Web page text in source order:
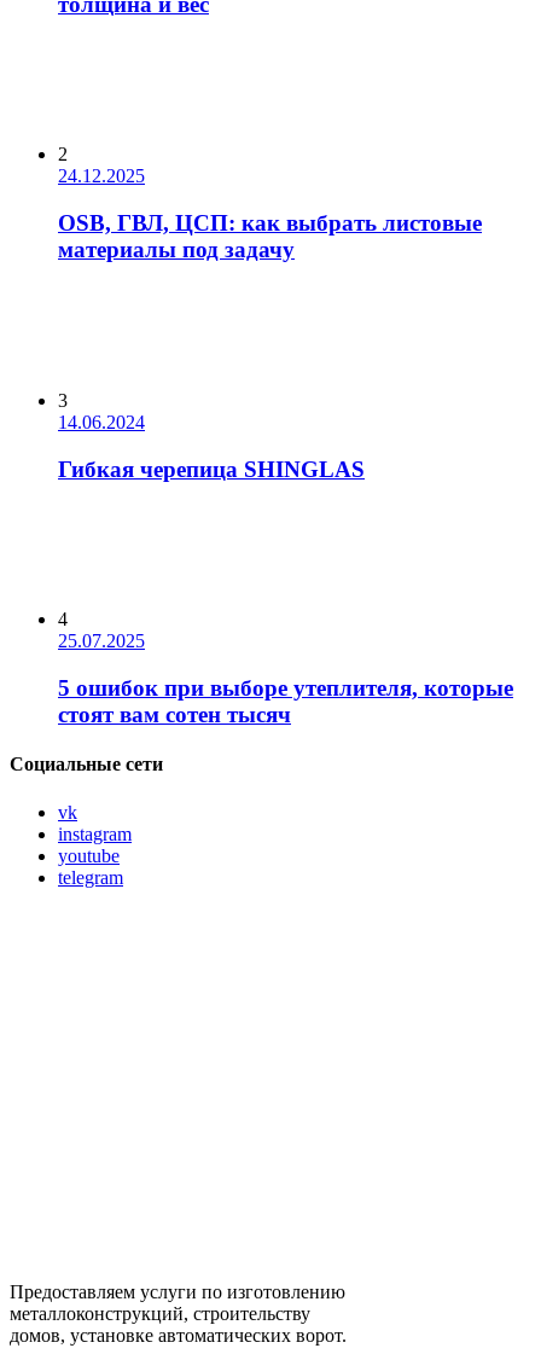
2
24.12.2025
OSB, ГВЛ, ЦСП: как выбрать листовые
материалы под задачу
3
14.06.2024
Гибкая черепица SHINGLAS
4
25.07.2025
5 ошибок при выборе утеплителя, которые
стоят вам сотен тысяч
Социальные сети
vk
instagram
youtube
telegram
Предоставляем услуги по изготовлению
металлоконструкций, строительству
домов, установке автоматических ворот.